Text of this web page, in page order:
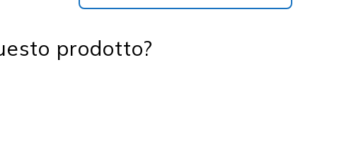
prodotto?